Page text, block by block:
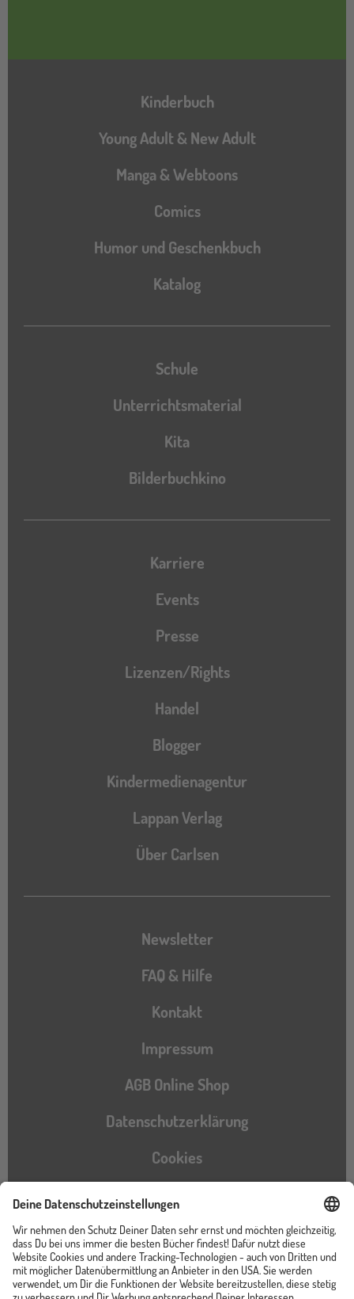
Hauptnavigation
Kinderbuch
Young Adult & New Adult
Manga & Webtoons
Comics
Humor und Geschenkbuch
Katalog
Katalog
Schule
Unterrichtsmaterial
Kita
Bilderbuchkino
Karriere
Events
Presse
Lizenzen/Rights
Handel
Blogger
Kindermedienagentur
Lappan Verlag
Über Carlsen
Newsletter
FAQ & Hilfe
Kontakt
Impressum
AGB Online Shop
Datenschutzerklärung
Cookies
Barrierefreiheitserklärung
Instagram
TikTokPinterestYouTubeFacebook